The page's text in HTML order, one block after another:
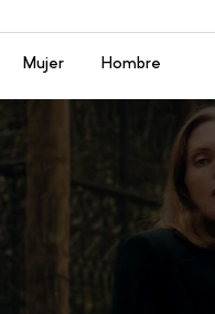
Menú
Mujer Hombre